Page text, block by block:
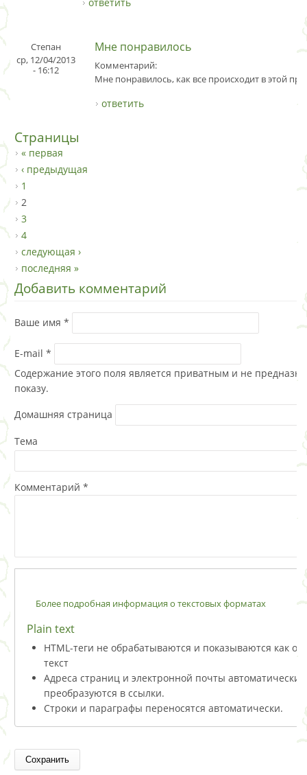
Степан
ср, 12/04/2013
- 16:12
Мне понравилось
Комментарий:
Мне понравилось, как все происходит в этой
ответить
Страницы
« первая
‹ предыдущая
1
2
3
4
следующая ›
последняя »
Добавить комментарий
Ваше имя *
E-mail *
Содержание этого поля является приватным и не
показу.
Домашняя страница
Тема
Комментарий *
Более подробная информация о текстовых форматах
Plain text
HTML-теги не обрабатываются и показываются как
текст
Адреса страниц и электронной почты автоматически
преобразуются в ссылки.
Строки и параграфы переносятся автоматически.